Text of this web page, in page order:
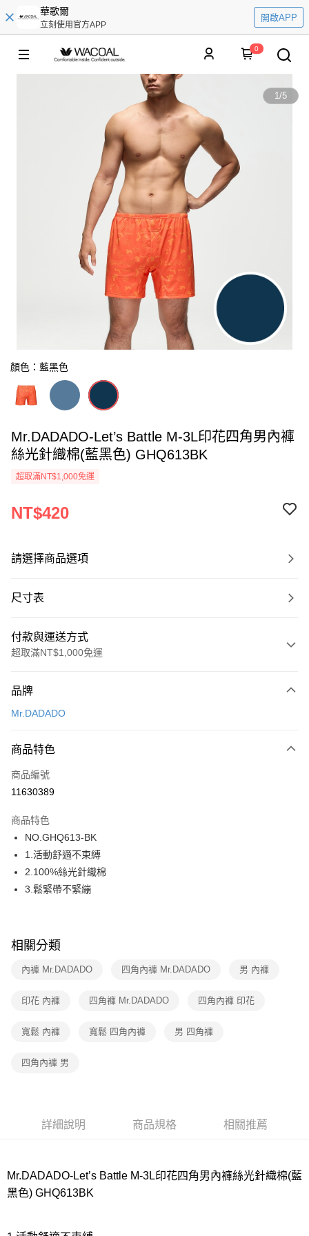
華歌爾
立刻使用官方APP
開啟APP
0
1/5
顏色：藍黑色
Mr.DADADO-Let’s Battle M-3L印花四角男內褲
絲光針織棉(藍黑色) GHQ613BK
超取滿NT$1,000免運
NT$420
請選擇商品選項
尺寸表
付款與運送方式
超取滿NT$1,000免運
信用卡一次付款
LINE Pay
街口支付
運送方式
全家取貨付款
每筆NT$80，滿NT$1,000(含以上)免運費
7-11取貨付款
每筆NT$80，滿NT$1,000(含以上)免運費
每筆NT$80，滿NT$1,000(含以上)免運費
宅配
付款後門市自取
品牌
Mr.DADADO
商品特色
商品編號
11630389
商品特色
NO.GHQ613-BK
1.活動舒適不束縛
2.100%絲光針織棉
3.鬆緊帶不緊繃
相關分類
內褲 Mr.DADADO 四角內褲 Mr.DADADO 男 內褲
印花 內褲 四角褲 Mr.DADADO 四角內褲 印花
寬鬆 內褲 寬鬆 四角內褲 男 四角褲
四角內褲 男
詳細說明 商品規格 相關推薦
Mr.DADADO-Let’s Battle M-3L印花四角男內褲絲光針織棉(藍
黑色) GHQ613BK